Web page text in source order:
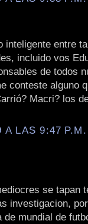
inteligente entre
incluido vos
de todos
conteste alguno
Macri? los
A LAS 9:47 P.M.
se tapan
investigacion,
mundial de